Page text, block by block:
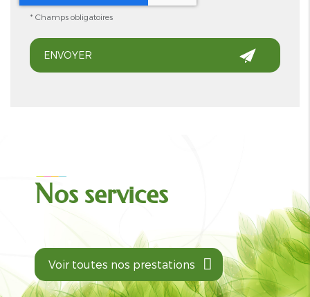
* Champs obligatoires
Nos services
Voir toutes nos prestations